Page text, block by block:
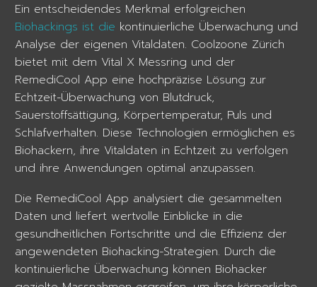
Ein entscheidendes Merkmal erfolgreichen
Biohackings ist die kontinuierliche Überwachung und
Analyse der eigenen Vitaldaten. Coolzoone Zürich
bietet mit dem Vital X Messring und der
RemediCool App eine hochpräzise Lösung zur
Echtzeit-Überwachung von Blutdruck,
Sauerstoffsättigung, Körpertemperatur, Puls und
Schlafverhalten. Diese Technologien ermöglichen es
Biohackern, ihre Vitaldaten in Echtzeit zu verfolgen
und ihre Anwendungen optimal anzupassen.
Die RemediCool App analysiert die gesammelten
Daten und liefert wertvolle Einblicke in die
gesundheitlichen Fortschritte und die Effizienz der
angewendeten Biohacking-Strategien. Durch die
kontinuierliche Überwachung können Biohacker